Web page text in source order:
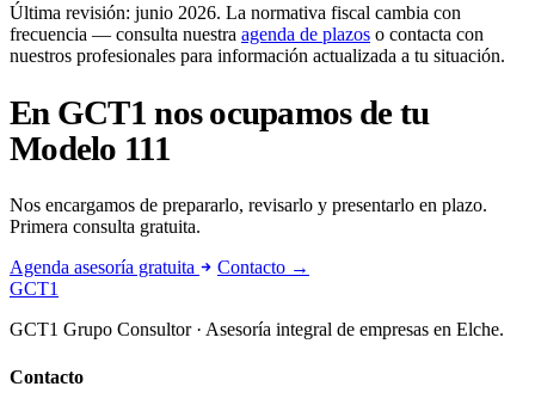
Última revisión: junio 2026. La normativa fiscal cambia con
frecuencia — consulta nuestra agenda de plazos o contacta con
nuestros profesionales para información actualizada a tu situación.
En GCT1 nos ocupamos de tu
Modelo 111
Nos encargamos de prepararlo, revisarlo y presentarlo en plazo.
Primera consulta gratuita.
Agenda asesoría gratuita
Contacto →
GCT1
GCT1 Grupo Consultor · Asesoría integral de empresas en Elche.
Contacto